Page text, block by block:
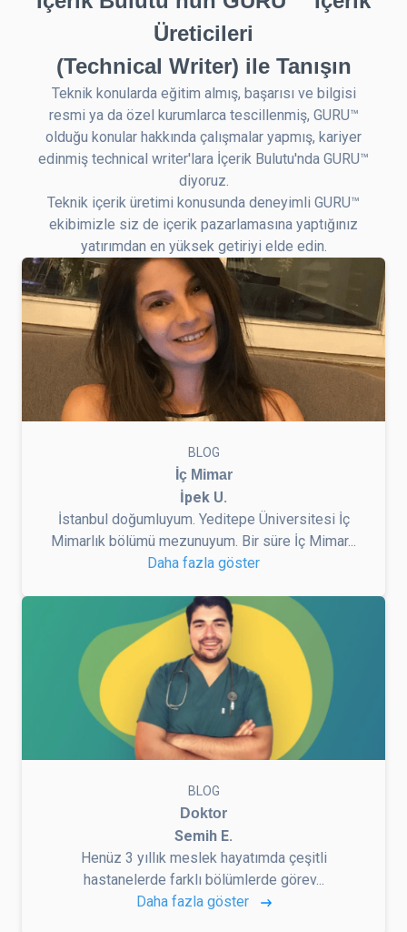
Üreticileri
(Technical Writer) ile Tanışın
Teknik konularda eğitim almış, başarısı ve bilgisi
resmi ya da özel kurumlarca tescillenmiş, GURU™
olduğu konular hakkında çalışmalar yapmış, kariyer
edinmiş technical writer'lara İçerik Bulutu'nda GURU™
diyoruz.
Teknik içerik üretimi konusunda deneyimli GURU™
ekibimizle siz de içerik pazarlamasına yaptığınız
yatırımdan en yüksek getiriyi elde edin.
BLOG
İç Mimar
İpek U.
İstanbul doğumluyum. Yeditepe Üniversitesi İç
Mimarlık bölümü mezunuyum. Bir süre İç Mimar...
Daha fazla göster
BLOG
Doktor
Semih E.
Henüz 3 yıllık meslek hayatımda çeşitli
hastanelerde farklı bölümlerde görev...
Daha fazla göster